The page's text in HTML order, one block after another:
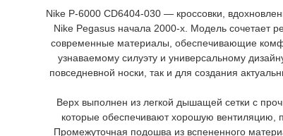
Nike P-6000 CD6404-030 — кроссовки,
Nike Pegasus начала 2000-х. Модель сочетает
современные материалы, обеспечивающие
узнаваемому силуэту и универсальному
повседневной носки, так и для создания
Верх выполнен из легкой дышащей сетки с
которые обеспечивают хорошую вентиляцию,
Промежуточная подошва из вспененного